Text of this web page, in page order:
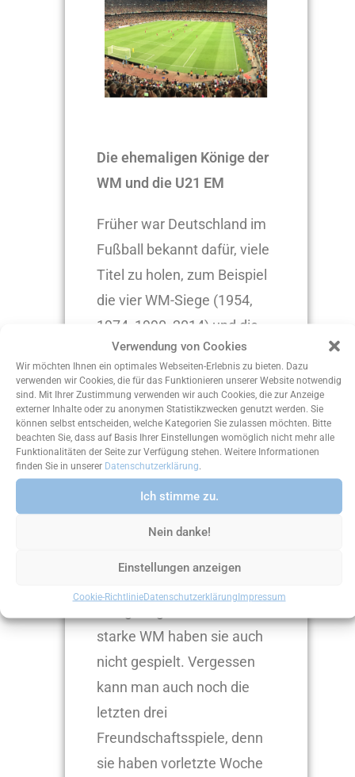
Verwendung von Cookies
Wir möchten Ihnen ein optimales Webseiten-Erlebnis zu bieten. Dazu
verwenden wir Cookies, die für das Funktionieren unserer Website notwendig
sind. Mit Ihrer Zustimmung verwenden wir auch Cookies, die zur Anzeige
externer Inhalte oder zu anonymen Statistikzwecken genutzt werden. Sie
können selbst entscheiden, welche Kategorien Sie zulassen möchten. Bitte
beachten Sie, dass auf Basis Ihrer Einstellungen womöglich nicht mehr alle
Funktionalitäten der Seite zur Verfügung stehen. Weitere Informationen
finden Sie in unserer Datenschutzerklärung.
Ich stimme zu.
Nein danke!
Einstellungen anzeigen
Cookie-RichtlinieDatenschutzerklärungImpressum
Die ehemaligen Könige der
WM und die U21 EM
Früher war Deutschland im
Fußball bekannt dafür, viele
Titel zu holen, zum Beispiel
die vier WM-Siege (1954,
1974, 1990, 2014) und die
EM-Siege(1972, 1980,
1996).
Doch hat Deutschland
nächstes Jahr eine Chance
auf den EM-Titel? Die
Antwort ist wahrscheinlich:
„Nein.“
Denn Deutschland ist 2020
starke WM haben sie auch
nicht gespielt. Vergessen
kann man auch noch die
letzten drei
Freundschaftsspiele, denn
sie haben vorletzte Woche